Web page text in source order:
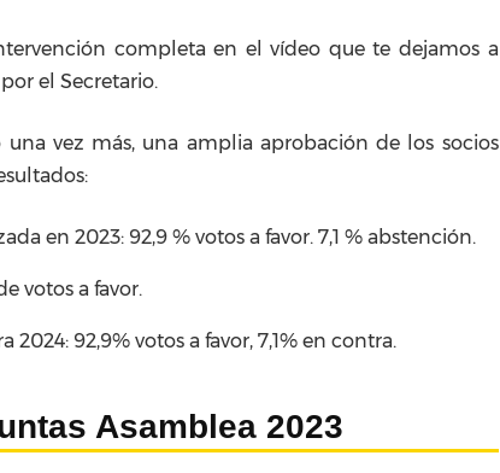
completa en el vídeo que te dejamos a
el Secretario.
vez más, una amplia aprobación de los socios
en 2023: 92,9 % votos a favor. 7,1 % abstención.
votos a favor.
92,9% votos a favor, 7,1% en contra.
Asamblea 2023